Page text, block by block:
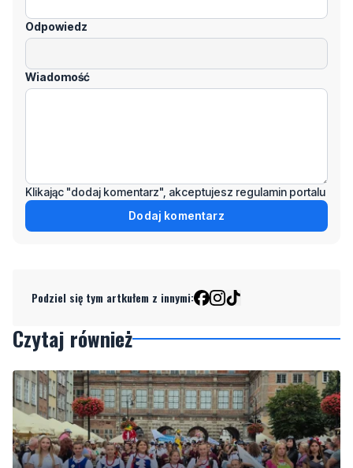
Odpowiedz
Wiadomość
Klikając "dodaj komentarz", akceptujesz regulamin portalu
Dodaj komentarz
Podziel się tym artkułem z innymi:
Czytaj również